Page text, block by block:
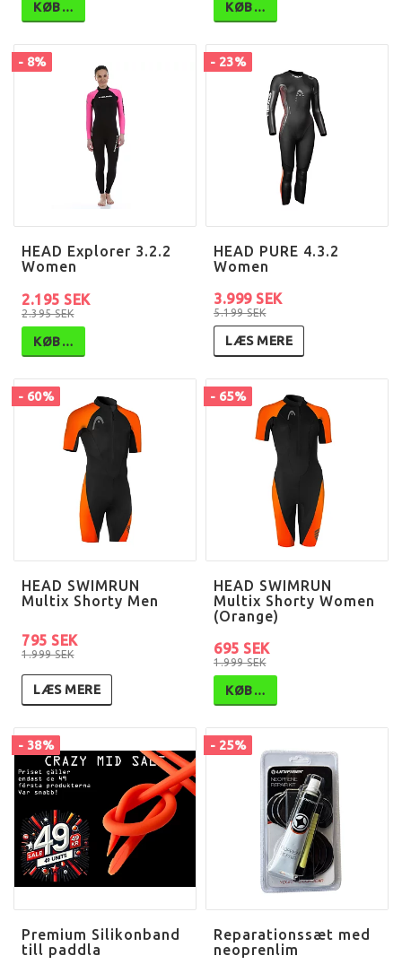
KØB… KØB…
- 8%
HEAD Explorer 3.2.2
Women
2.395 SEK
2.195 SEK
KØB…
- 23%
HEAD PURE 4.3.2
Women
5.199 SEK
3.999 SEK
LÆS MERE
- 60%
HEAD SWIMRUN
Multix Shorty Men
1.999 SEK
795 SEK
LÆS MERE
- 65%
HEAD SWIMRUN
Multix Shorty Women
(Orange)
1.999 SEK
695 SEK
KØB…
- 38%
Premium Silikonband
till paddla
- 25%
Reparationssæt med
neoprenlim